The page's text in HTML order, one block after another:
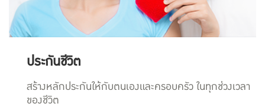
ประกันชีวิต
สร้างหลักประกันให้กับตนเองและครอบครัว ในทุกช่วงเวลา
ของชีวิต